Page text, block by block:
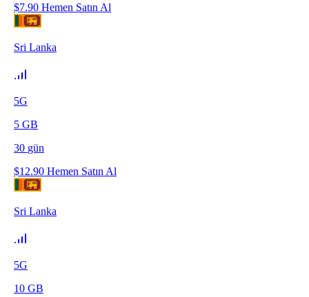
$7.90 Hemen Satın Al
Sri Lanka
5G
5 GB
30 gün
$12.90 Hemen Satın Al
Sri Lanka
5G
10 GB